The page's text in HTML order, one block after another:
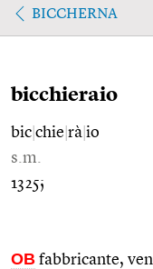
BICCHERNA
bicchieraio
bic chie rà io
s.m.
1325;
OB fabbricante,